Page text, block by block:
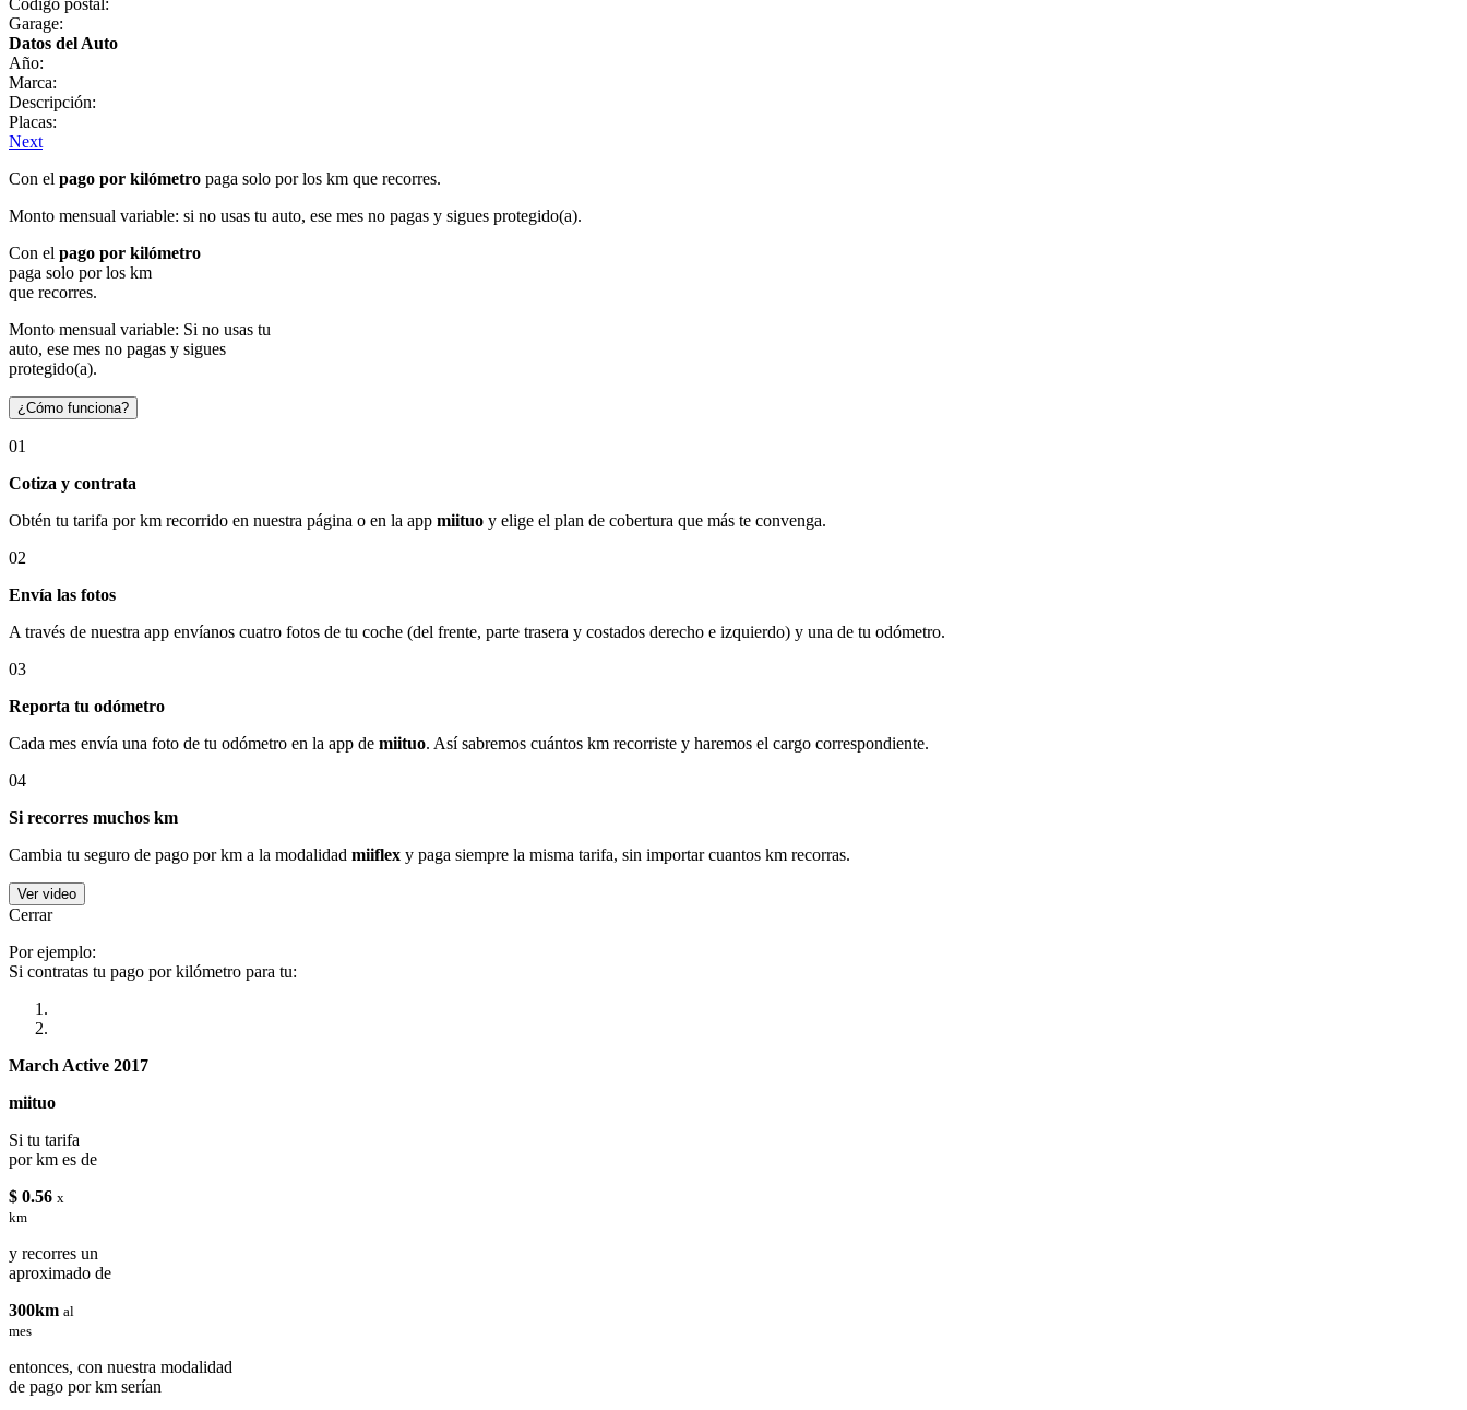
Garage:
Datos del Auto
Año:
Marca:
Descripción:
Placas:
Next
Con el pago por kilómetro paga solo por los km que recorres.
Monto mensual variable: si no usas tu auto, ese mes no pagas y sigues protegido(a).
Con el pago por kilómetro
paga solo por los km
que recorres.
Monto mensual variable: Si no usas tu
auto, ese mes no pagas y sigues
protegido(a).
¿Cómo funciona?
01
Cotiza y contrata
Obtén tu tarifa por km recorrido en nuestra página o en la app miituo y elige el plan de cobertura que más te convenga.
02
Envía las fotos
A través de nuestra app envíanos cuatro fotos de tu coche (del frente, parte trasera y costados derecho e izquierdo) y una de tu odómetro.
03
Reporta tu odómetro
Cada mes envía una foto de tu odómetro en la app de miituo. Así sabremos cuántos km recorriste y haremos el cargo correspondiente.
04
Si recorres muchos km
Cambia tu seguro de pago por km a la modalidad miiflex y paga siempre la misma tarifa, sin importar cuantos km recorras.
Ver video
Cerrar
Por ejemplo:
Si contratas tu pago por kilómetro para tu:
March Active 2017
miituo
Si tu tarifa
por km es de
$ 0.56 x
km
y recorres un
aproximado de
300km al
mes
entonces, con nuestra modalidad
de pago por km serían